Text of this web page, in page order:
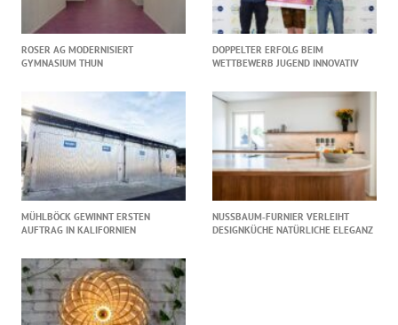
ROSER AG MODERNISIERT
GYMNASIUM THUN
DOPPELTER ERFOLG BEIM
WETTBEWERB JUGEND INNOVATIV
MÜHLBÖCK GEWINNT ERSTEN
AUFTRAG IN KALIFORNIEN
NUSSBAUM‑FURNIER VERLEIHT
DESIGNKÜCHE NATÜRLICHE ELEGANZ